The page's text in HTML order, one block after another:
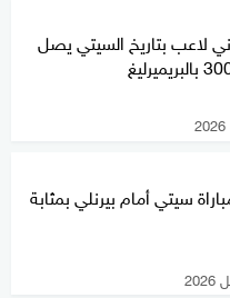
لاعب بتاريخ السيتي يصل
سيتي أمام بيرنلي بمثابة